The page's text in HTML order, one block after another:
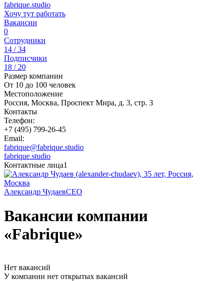
fabrique.studio
Хочу тут работать
Вакансии
0
Сотрудники
14 / 34
Подписчики
18 / 20
Размер компании
От 10 до 100 человек
Местоположение
Россия, Москва, Проспект Мира, д. 3, cтр. 3
Контакты
Телефон:
+7 (495) 799-26-45
Email:
fabrique@fabrique.studio
fabrique.studio
Контактные лица1
Александр ЧудаевCEO
Вакансии компании
«Fabrique»
Нет вакансий
У компании нет открытых вакансий